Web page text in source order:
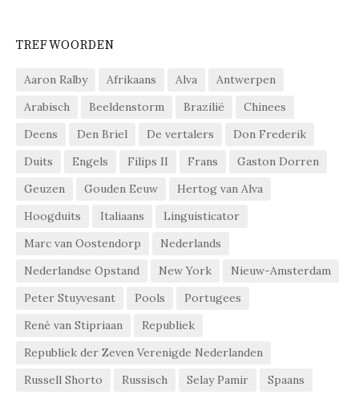
TREFWOORDEN
Aaron Ralby Afrikaans Alva
Antwerpen
Arabisch
Beeldenstorm Brazilië
Chinees
Deens
Den Briel De vertalers
Don Frederik
Duits
Engels Filips II Frans
Gaston Dorren
Geuzen
Gouden Eeuw
Hertog van Alva
Hoogduits
Italiaans
Linguisticator
Marc van Oostendorp
Nederlands
Nederlandse Opstand
New York
Nieuw-Amsterdam
Peter Stuyvesant
Pools
Portugees
René van Stipriaan
Republiek
Republiek der Zeven Verenigde Nederlanden
Russell Shorto
Russisch Selay Pamir
Spaans